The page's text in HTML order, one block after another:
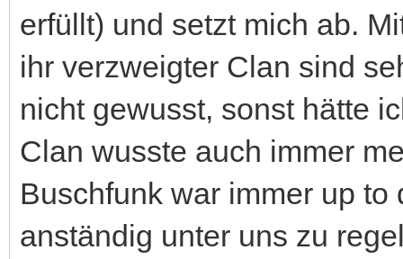
erfüllt) und setzt mich ab.
ihr verzweigter Clan sind
nicht gewusst, sonst hätte
Clan wusste auch immer
Buschfunk war immer up
anständig unter uns zu